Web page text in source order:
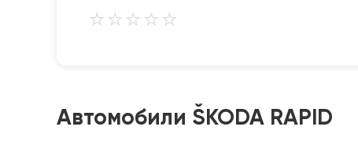
⭐⭐⭐⭐⭐
Автомобили ŠKODA RAPID